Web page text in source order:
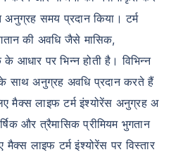
समय प्रदान किया। टर्म
की अवधि जैसे मासिक,
के आधार पर भिन्न होती है। विभिन्न
के साथ अनुग्रह अवधि प्रदान करते हैं
मैक्स लाइफ टर्म इंश्योरेंस अनुग्रह अ
और त्रैमासिक प्रीमियम भुगतान
लाइफ टर्म इंश्योरेंस पर विस्तार